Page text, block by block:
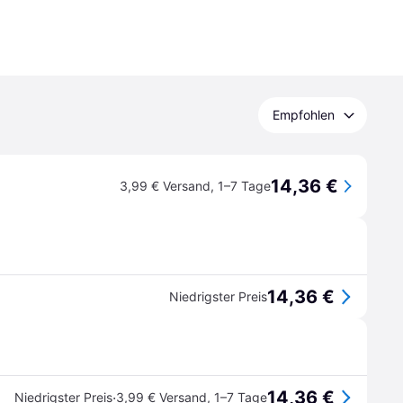
Empfohlen
3,99 € Versand, 1–7 Tage14,36 €
Niedrigster Preis14,36 €
Niedrigster Preis·3,99 € Versand, 1–7 Tage14,36 €